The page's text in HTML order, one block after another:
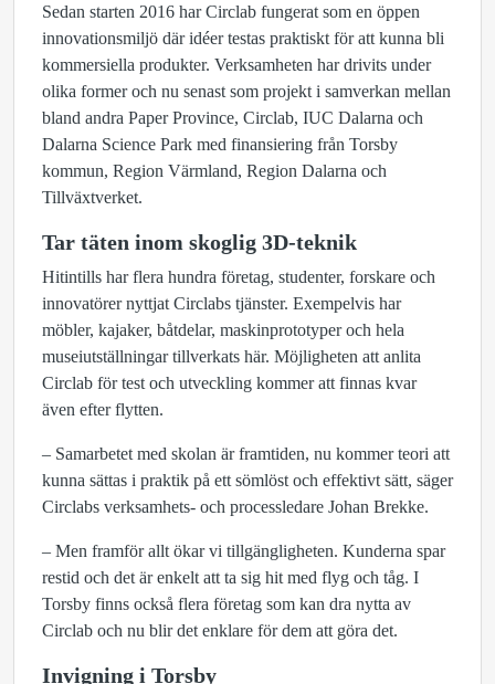
Sedan starten 2016 har Circlab fungerat som en öppen
innovationsmiljö där idéer testas praktiskt för att kunna bli
kommersiella produkter. Verksamheten har drivits under
olika former och nu senast som projekt i samverkan mellan
bland andra Paper Province, Circlab, IUC Dalarna och
Dalarna Science Park med finansiering från Torsby
kommun, Region Värmland, Region Dalarna och
Tillväxtverket.
Tar täten inom skoglig 3D-teknik
Hitintills har flera hundra företag, studenter, forskare och
innovatörer nyttjat Circlabs tjänster. Exempelvis har
möbler, kajaker, båtdelar, maskinprototyper och hela
museiutställningar tillverkats här. Möjligheten att anlita
Circlab för test och utveckling kommer att finnas kvar
även efter flytten.
– Samarbetet med skolan är framtiden, nu kommer teori att
kunna sättas i praktik på ett sömlöst och effektivt sätt, säger
Circlabs verksamhets- och processledare Johan Brekke.
– Men framför allt ökar vi tillgängligheten. Kunderna spar
restid och det är enkelt att ta sig hit med flyg och tåg. I
Torsby finns också flera företag som kan dra nytta av
Circlab och nu blir det enklare för dem att göra det.
Invigning i Torsby